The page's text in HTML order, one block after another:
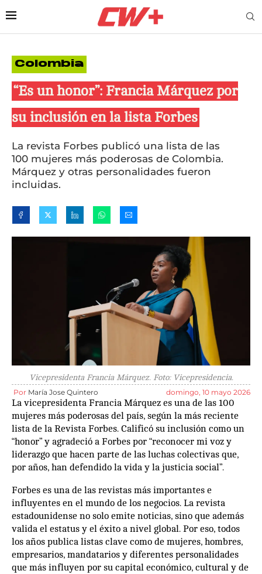
Colombia
“Es un honor”: Francia Márquez por
su inclusión en la lista Forbes
La revista Forbes publicó una lista de las
100 mujeres más poderosas de Colombia.
Márquez y otras personalidades fueron
incluidas.
Vicepresidenta Francia Márquez. Foto: Vicepresidencia.
Por María Jose Quintero domingo, 10 mayo 2026
La vicepresidenta Francia Márquez es una de las 100
mujeres más poderosas del país, según la más reciente
lista de la Revista Forbes. Calificó su inclusión como un
“honor” y agradeció a Forbes por “reconocer mi voz y
liderazgo que hacen parte de las luchas colectivas que,
por años, han defendido la vida y la justicia social”.
Forbes es una de las revistas más importantes e
influyentes en el mundo de los negocios. La revista
estadounidense no solo emite noticias, sino que además
valida el estatus y el éxito a nivel global. Por eso, todos
los años publica listas clave como de mujeres, hombres,
empresarios, mandatarios y diferentes personalidades
que más influyen por su capital económico, cultural y de